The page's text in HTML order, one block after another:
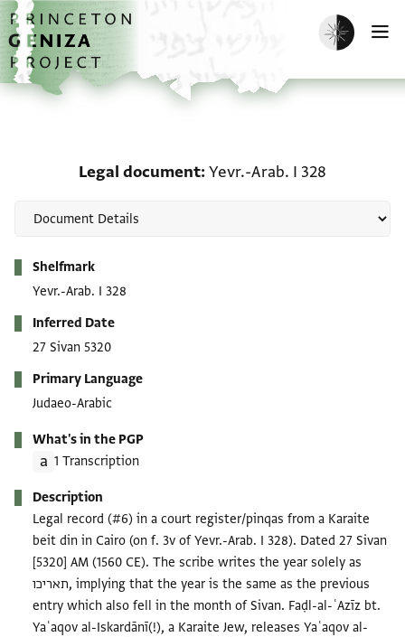
Skip to main content
home
Enable dark
Legal document Yevr.-Arab. I 328
Shelfmark
Yevr.-Arab. I 328
Inferred Date
27 Sivan 5320
Primary Language
Judaeo-Arabic
What's in the PGP
1 Transcription
Description
Legal record (#6) in a court register/pinqas from a Karaite
beit din in Cairo (on f. 3v of Yevr.-Arab. I 328). Dated 27 Sivan
[5320] AM (1560 CE). The scribe writes the year solely as
תאריכו, implying that the year is the same as the previous
entry which also fell in the month of Sivan. Faḍl-al-ʿAzīz bt.
Yaʿaqov al-Iskardānī(!), a Karaite Jew, releases Yaʿaqov al-